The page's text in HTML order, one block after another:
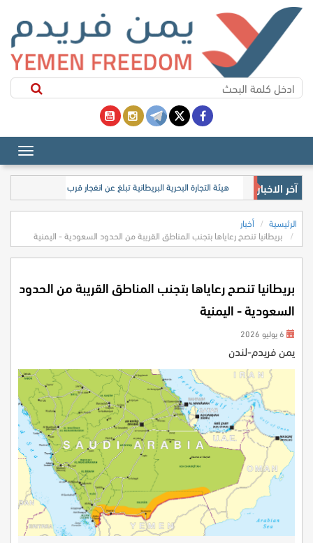
آخر الاخبار هيئة التجارة البحرية البريطانية تبلغ عن انفجار قرب ناقلة نفط
الرئيسية
أخبار
بريطانيا تنصح رعاياها بتجنب المناطق القريبة من الحدود السعودية - اليمنية
بريطانيا تنصح رعاياها بتجنب المناطق القريبة من الحدود
السعودية - اليمنية
يمن فريدم-لندن